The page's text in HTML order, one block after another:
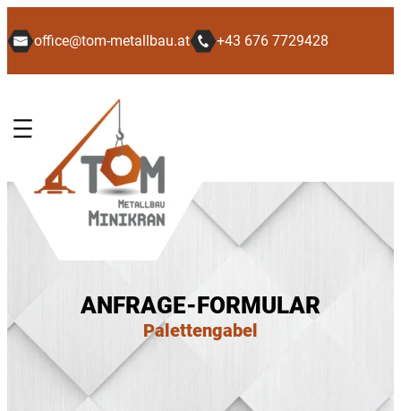
office@tom-metallbau.at +43 676 7729428
ANFRAGE-FORMULAR
Palettengabel